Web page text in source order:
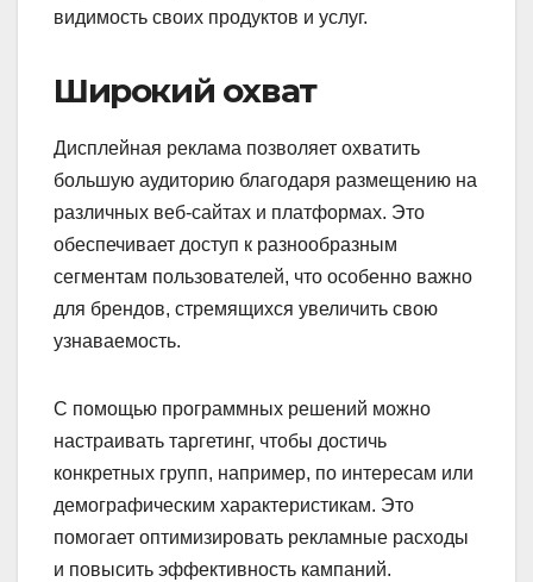
видимость своих продуктов и услуг.
Широкий охват
Дисплейная реклама позволяет охватить
большую аудиторию благодаря размещению на
различных веб-сайтах и платформах. Это
обеспечивает доступ к разнообразным
сегментам пользователей, что особенно важно
для брендов, стремящихся увеличить свою
узнаваемость.
С помощью программных решений можно
настраивать таргетинг, чтобы достичь
конкретных групп, например, по интересам или
демографическим характеристикам. Это
помогает оптимизировать рекламные расходы
и повысить эффективность кампаний.